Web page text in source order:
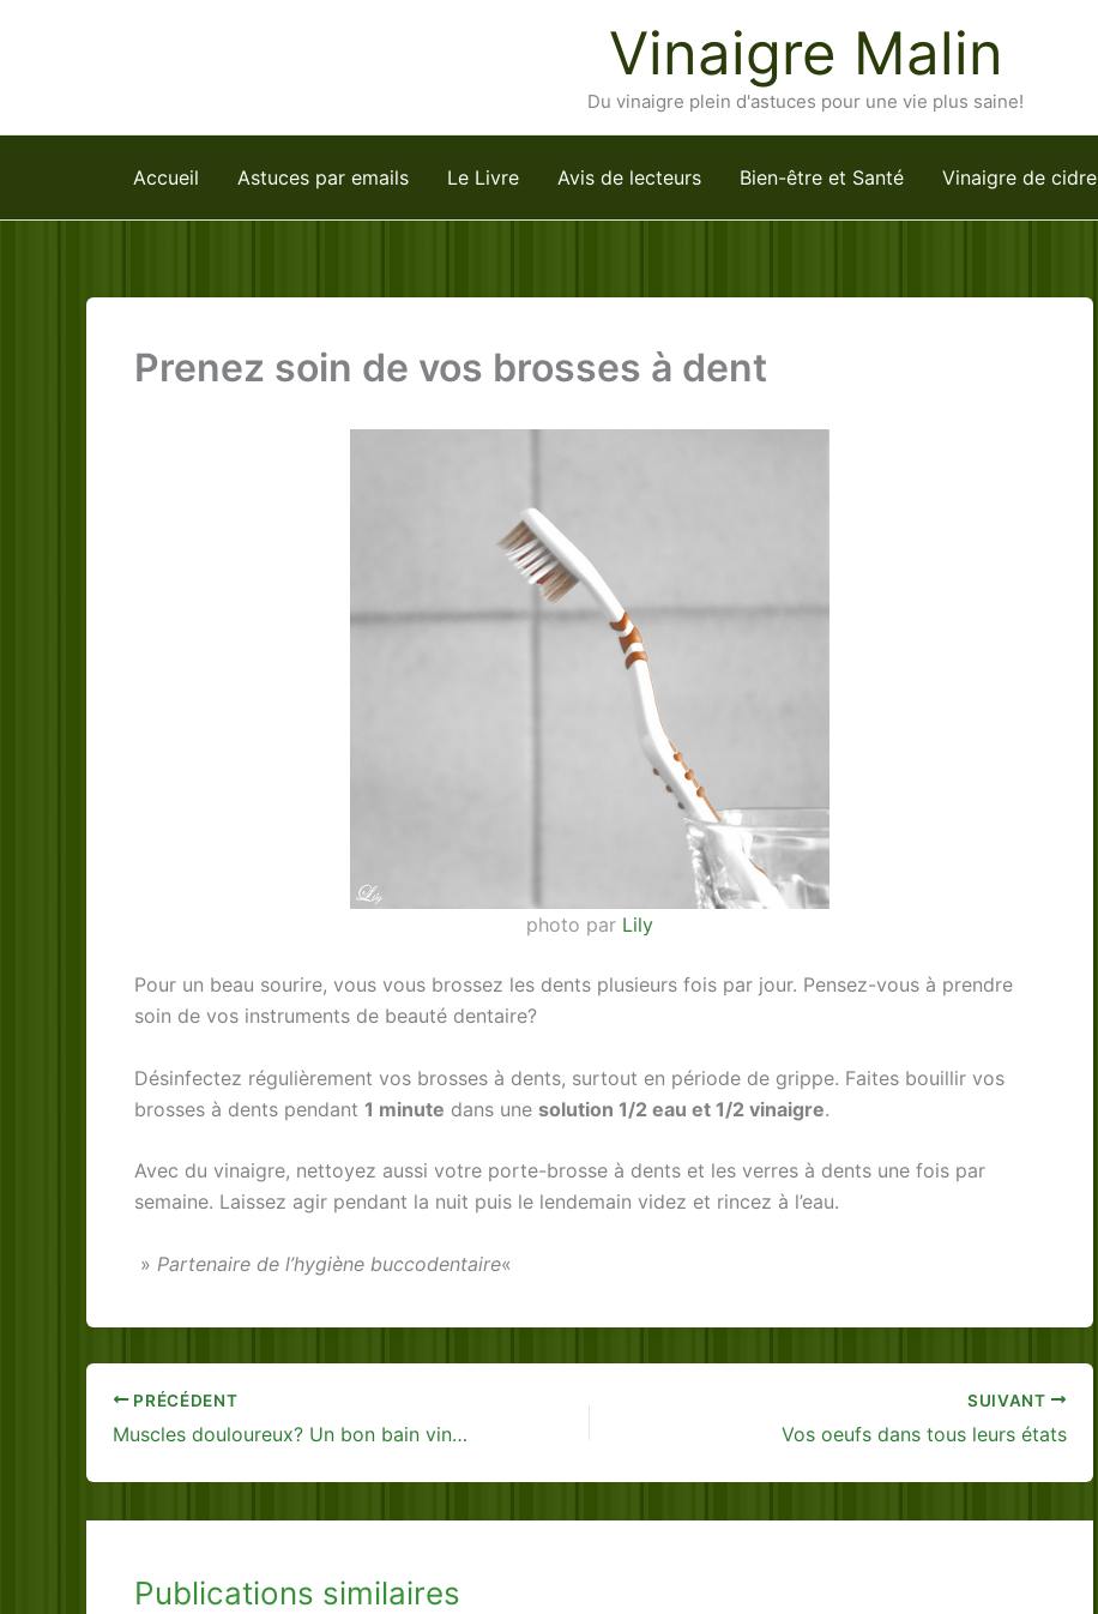
Vinaigre Malin
Du vinaigre plein d'astuces pour une vie plus saine!
Accueil Astuces par emails Le Livre Avis de lecteurs Bien-être et Santé Vinaigre de cidre
Prenez soin de vos brosses à dent
photo par Lily
Pour un beau sourire, vous vous brossez les dents plusieurs fois par jour. Pensez-vous à prendre
soin de vos instruments de beauté dentaire?
Désinfectez régulièrement vos brosses à dents, surtout en période de grippe. Faites bouillir vos
brosses à dents pendant 1 minute dans une solution 1/2 eau et 1/2 vinaigre.
Avec du vinaigre, nettoyez aussi votre porte-brosse à dents et les verres à dents une fois par
semaine. Laissez agir pendant la nuit puis le lendemain videz et rincez à l’eau.
» Partenaire de l’hygiène buccodentaire«
PRÉCÉDENT
Muscles douloureux? Un bon bain vinaigré
SUIVANT
Vos oeufs dans tous leurs états
Publications similaires